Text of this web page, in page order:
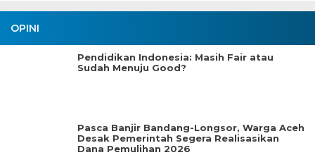
OPINI
Pendidikan Indonesia: Masih Fair atau
Sudah Menuju Good?
Pasca Banjir Bandang-Longsor, Warga Aceh
Desak Pemerintah Segera Realisasikan
Dana Pemulihan 2026